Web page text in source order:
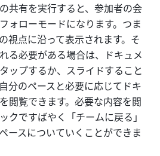
共有を実行すると、参加者の会
ォローモードになります。つま
視点に沿って表示されます。そ
る必要がある場合は、ドキュメ
ップするか、スライドすること
分のペースと必要に応じてドキ
閲覧できます。必要な内容を閲
クですばやく「チームに戻る」
ースについていくことができま